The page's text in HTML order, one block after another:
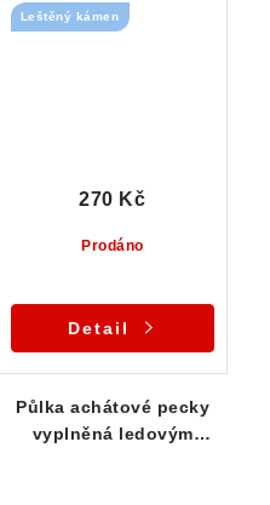
Leštěný kámen
Prodáno
270 Kč
Detail
Půlka achátové pecky
vyplněná ledovým